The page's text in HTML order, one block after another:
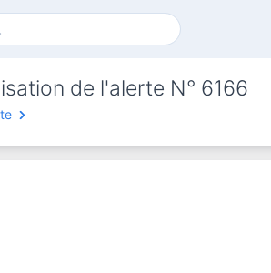
de l'alerte N° 6166